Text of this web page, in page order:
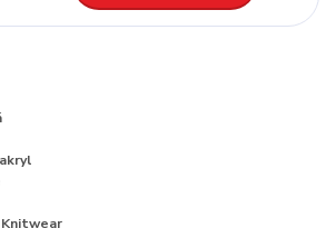
Knitwear